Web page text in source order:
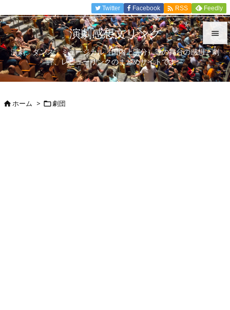


メニュ

Twitter Facebook  RSS Feedly
演劇感想文リンク
演劇、ダンス、ミュージカル（国内上演分）等の舞台の感想、劇
評、レビューリンクのまとめサイトです。
ホーム > 劇団